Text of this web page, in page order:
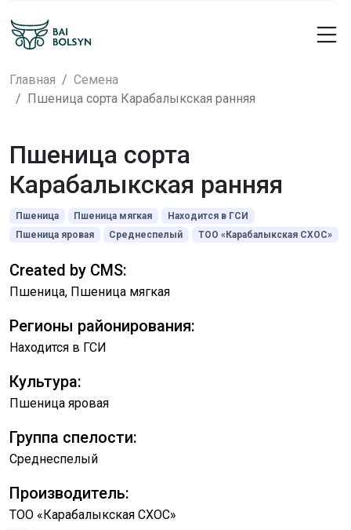
Главная
Семена
Пшеница сорта Карабалыкская ранняя
Пшеница сорта
Карабалыкская ранняя
Пшеница Пшеница мягкая
Находится в ГСИ
Пшеница яровая
Среднеспелый ТОО «Карабалыкская СХОС»
Created by CMS:
Пшеница, Пшеница мягкая
Регионы районирования:
Находится в ГСИ
Культура:
Пшеница яровая
Группа спелости:
Среднеспелый
Производитель:
ТОО «Карабалыкская СХОС»